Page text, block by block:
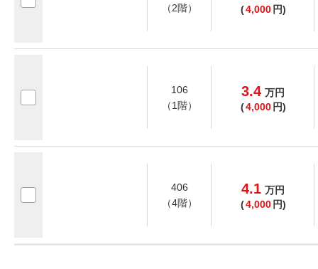
（2階）
(4,000 円)
106
（1階）
3.4 万円
(4,000 円)
406
（4階）
4.1 万円
(4,000 円)